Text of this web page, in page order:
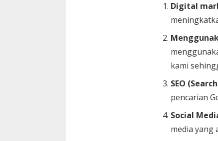
Digital
kami
SEO
pencarian
Social
media yang